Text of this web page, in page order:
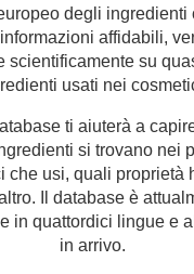
degli ingredienti
affidabili,
scientificamente su
usati nei
ti aiuterà a
si trovano nei
che usi, quali proprietà
Il database è
in quattordici lingue e
in arrivo.